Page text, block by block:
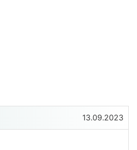
13.09.2023